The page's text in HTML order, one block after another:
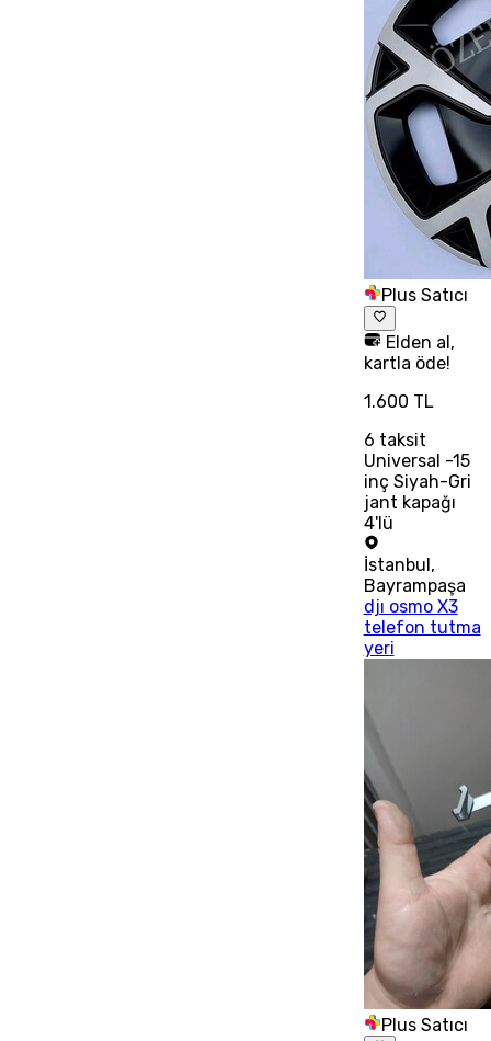
Plus Satıcı
Elden al,
kartla öde!
1.600 TL
6 taksit
Universal -15
inç Siyah-Gri
jant kapağı
4'lü
İstanbul,
Bayrampaşa
djı osmo X3
telefon tutma
yeri
Plus Satıcı